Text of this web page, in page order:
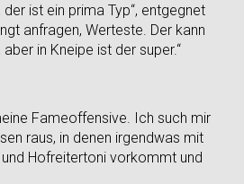
ist ein prima Typ“, entgegnet
anfragen, Werteste. Der kann
aber in Kneipe ist der super.“
Fameoffensive. Ich such mir
raus, in denen irgendwas mit
und Hofreitertoni vorkommt und